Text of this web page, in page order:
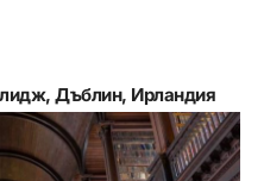
Дъблин, Ирландия